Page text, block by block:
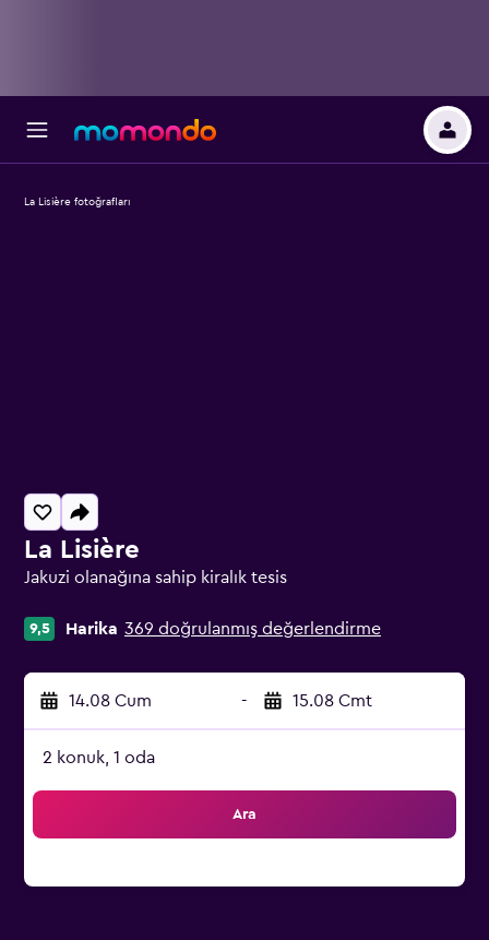
La Lisière
Jakuzi olanağına sahip kiralık tesis
9,5 Harika 369 doğrulanmış değerlendirme
14.08 Cum - 15.08 Cmt
2 konuk, 1 oda
Ara
La Lisière fotoğrafları